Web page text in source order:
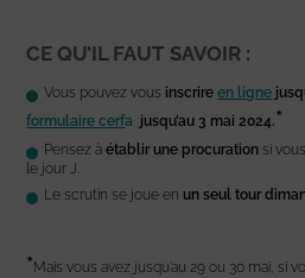
CE QU’IL FAUT SAVOIR :
Vous pouvez vous inscrireen ligne
formulaire cerfa jusqu’au 3 mai 2024.*
Pensez àétablir une procuration si
le jour J.
Le scrutin se joue en un seul tour
*Mais vous avez jusqu’au 29 ou 30 mai, si